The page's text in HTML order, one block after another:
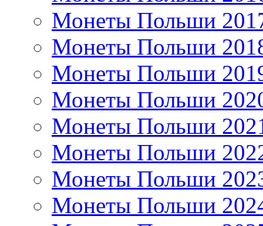
Монеты Польши
Монеты Польши
Монеты Польши
Монеты Польши
Монеты Польши
Монеты Польши
Монеты Польши
Монеты Польши